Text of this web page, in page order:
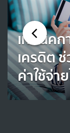
เทคนิคก
เครดิต
ค่าใช้จ่า